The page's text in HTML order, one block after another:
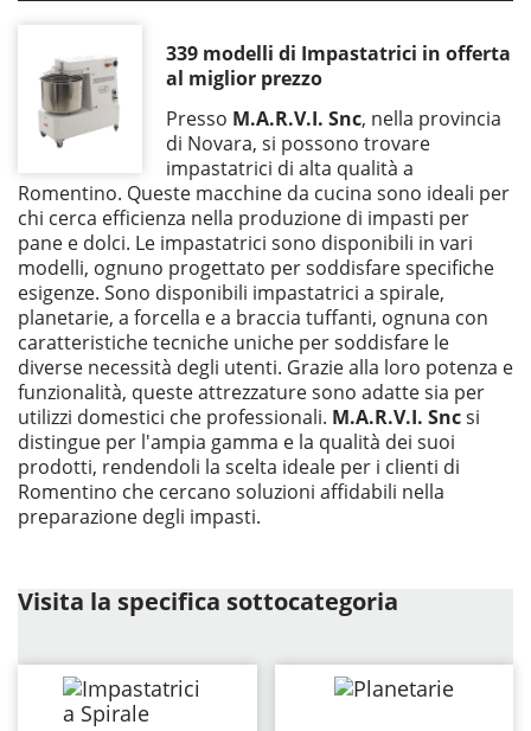
339 modelli di Impastatrici in offerta
al miglior prezzo
Presso M.A.R.V.I. Snc, nella provincia
di Novara, si possono trovare
impastatrici di alta qualità a
Romentino. Queste macchine da cucina sono ideali per
chi cerca efficienza nella produzione di impasti per
pane e dolci. Le impastatrici sono disponibili in vari
modelli, ognuno progettato per soddisfare specifiche
esigenze. Sono disponibili impastatrici a spirale,
planetarie, a forcella e a braccia tuffanti, ognuna con
caratteristiche tecniche uniche per soddisfare le
diverse necessità degli utenti. Grazie alla loro potenza e
funzionalità, queste attrezzature sono adatte sia per
utilizzi domestici che professionali. M.A.R.V.I. Sncsi
distingue per l'ampia gamma e la qualità dei suoi
prodotti, rendendoli la scelta ideale per i clienti di
Romentino che cercano soluzioni affidabili nella
preparazione degli impasti.
Visita la specifica sottocategoria